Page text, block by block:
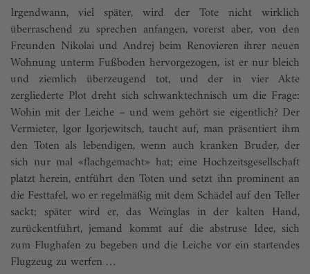
Irgendwann, viel später, wird der Tote nicht wirklich
überraschend zu sprechen anfangen, vorerst aber, von den
Freunden Nikolai und Andrej beim Renovieren ihrer neuen
Wohnung unterm Fußboden hervorgezogen, ist er nur bleich
und ziemlich überzeugend tot, und der in vier Akte
zergliederte Plot dreht sich schwanktechnisch um die Frage:
Wohin mit der Leiche – und wem gehört sie eigentlich? Der
Vermieter, Igor Igorjewitsch, taucht auf, man präsentiert ihm
den Toten als lebendigen, wenn auch kranken Bruder, der
sich nur mal «flachgemacht» hat; eine Hochzeitsgesellschaft
platzt herein, entführt den Toten und setzt ihn prominent an
die Festtafel, wo er regelmäßig mit dem Schädel auf den Teller
sackt; später wird er, das Weinglas in der kalten Hand,
zurückentführt, jemand kommt auf die abstruse Idee, sich
zum Flughafen zu begeben und die Leiche vor ein startendes
Flugzeug zu werfen …